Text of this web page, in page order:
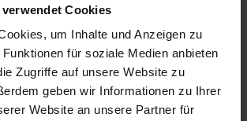
Cookies
um Inhalte und Anzeigen zu
für soziale Medien anbieten
Zugriffe auf unsere Website zu
geben wir Informationen zu Ihrer
Website an unsere Partner für